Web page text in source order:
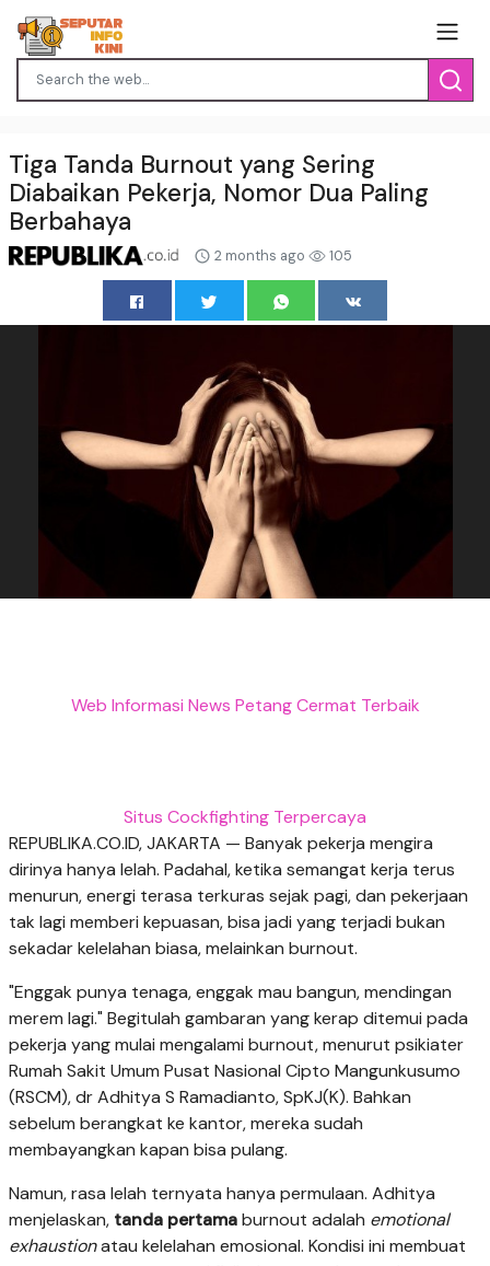
Tiga Tanda Burnout yang Sering
Diabaikan Pekerja, Nomor Dua Paling
Berbahaya
2 months ago 105
Web Informasi News Petang Cermat Terbaik
Situs Cockfighting Terpercaya
REPUBLIKA.CO.ID, JAKARTA — Banyak pekerja mengira
dirinya hanya lelah. Padahal, ketika semangat kerja terus
menurun, energi terasa terkuras sejak pagi, dan pekerjaan
tak lagi memberi kepuasan, bisa jadi yang terjadi bukan
sekadar kelelahan biasa, melainkan burnout.
"Enggak punya tenaga, enggak mau bangun, mendingan
merem lagi." Begitulah gambaran yang kerap ditemui pada
pekerja yang mulai mengalami burnout, menurut psikiater
Rumah Sakit Umum Pusat Nasional Cipto Mangunkusumo
(RSCM), dr Adhitya S Ramadianto, SpKJ(K). Bahkan
sebelum berangkat ke kantor, mereka sudah
membayangkan kapan bisa pulang.
Namun, rasa lelah ternyata hanya permulaan. Adhitya
menjelaskan, tanda pertamaburnout adalah emotional
exhaustionatau kelelahan emosional. Kondisi ini membuat